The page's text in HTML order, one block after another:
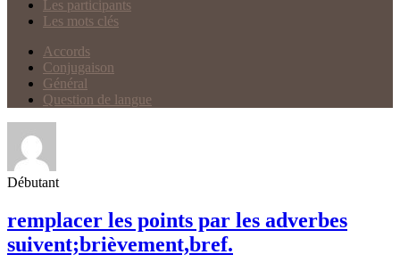
Les participants
Les mots clés
Accords
Conjugaison
Général
Question de langue
Débutant
remplacer les points par les adverbes
suivent;brièvement,bref.